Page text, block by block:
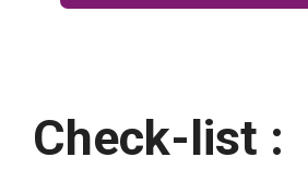
Check-list :